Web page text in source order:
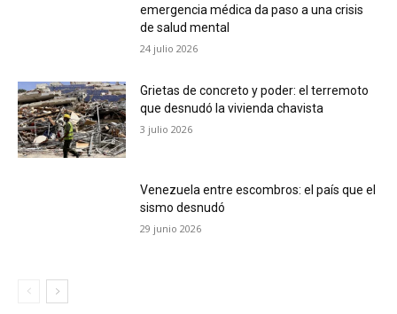
emergencia médica da paso a una crisis
de salud mental
24 julio 2026
Grietas de concreto y poder: el terremoto
que desnudó la vivienda chavista
3 julio 2026
Venezuela entre escombros: el país que el
sismo desnudó
29 junio 2026